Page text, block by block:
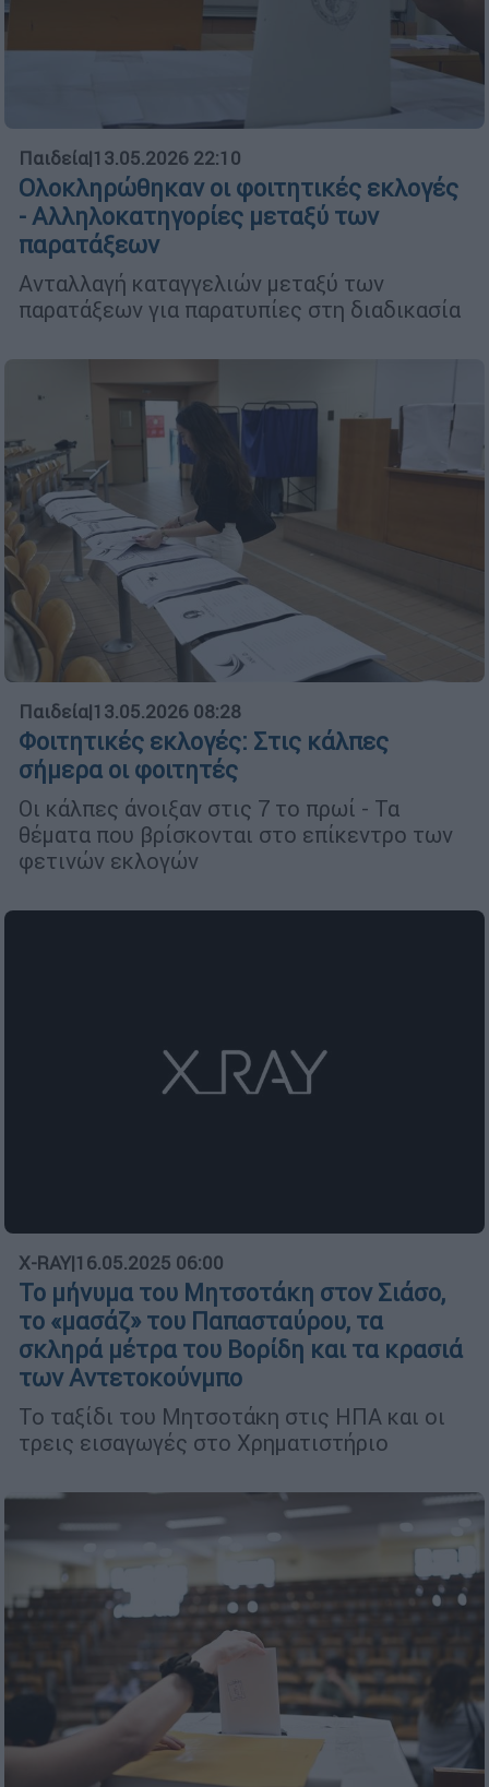
Παιδεία|13.05.2026 22:10
Ολοκληρώθηκαν οι φοιτητικές εκλογές
- Αλληλοκατηγορίες μεταξύ των
παρατάξεων
Ανταλλαγή καταγγελιών μεταξύ των
παρατάξεων για παρατυπίες στη διαδικασία
Παιδεία|13.05.2026 08:28
Φοιτητικές εκλογές: Στις κάλπες
σήμερα οι φοιτητές
Οι κάλπες άνοιξαν στις 7 το πρωί - Τα
θέματα που βρίσκονται στο επίκεντρο των
φετινών εκλογών
X-RAY|16.05.2025 06:00
Το μήνυμα του Μητσοτάκη στον Σιάσο,
το «μασάζ» του Παπασταύρου, τα
σκληρά μέτρα του Βορίδη και τα κρασιά
των Αντετοκούνμπο
Το ταξίδι του Μητσοτάκη στις ΗΠΑ και οι
τρεις εισαγωγές στο Χρηματιστήριο